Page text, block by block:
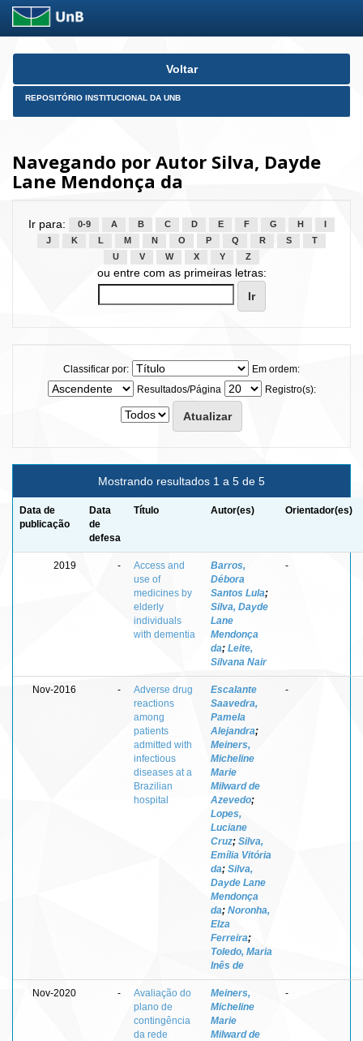
Skip
Voltar
REPOSITÓRIO INSTITUCIONAL DA UNB
Navegando por Autor Silva, Dayde
Lane Mendonça da
Ir para: 0-9 A B C D E F G H
J
K L M N O P Q R S
T
U
V W X Y Z
ou entre com as primeiras letras:
Classificar por:
Em ordem:
Resultados/Página
Registro(s):
Mostrando resultados 1 a 5 de 5
Data de
publicação
Data
de
defesa
Título Autor(es) Orientador(es)
2019 -
Access and
use of
medicines by
elderly
individuals
with dementia
Barros,
Débora
Santos Lula;
Silva, Dayde
Lane
Mendonça
da; Leite,
Silvana Nair
-
Nov-2016 -
Adverse drug
reactions
among
patients
admitted with
infectious
diseases at a
Brazilian
hospital
Escalante
Saavedra,
Pamela
Alejandra;
Meiners,
Micheline
Marie
Milward de
Azevedo;
Lopes,
Luciane
Cruz; Silva,
Emília Vitória
da; Silva,
Dayde Lane
Mendonça
da; Noronha,
Elza
Ferreira;
Toledo, Maria
Inês de
-
Nov-2020 -
Avaliação do
plano de
contingência
da rede
Meiners,
Micheline
Marie
Milward de
-